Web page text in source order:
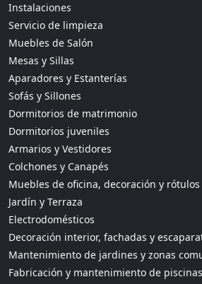
Instalaciones
Servicio de limpieza
Muebles de Salón
Mesas y Sillas
Aparadores y Estanterías
Sofás y Sillones
Dormitorios de matrimonio
Dormitorios juveniles
Armarios y Vestidores
Colchones y Canapés
Muebles de oficina, decoración y rótulos
Jardín y Terraza
Electrodomésticos
Decoración interior, fachadas y
Mantenimiento de jardines y zonas
Fabricación y mantenimiento de piscinas